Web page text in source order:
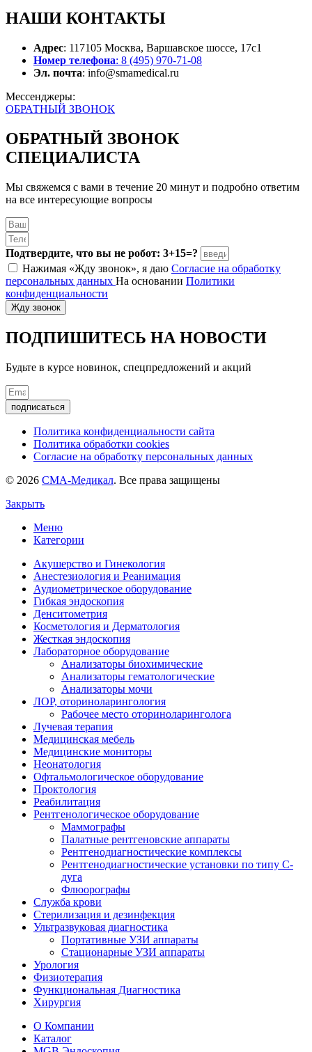
НАШИ КОНТАКТЫ
Адрес: 117105 Москва, Варшавское шоссе, 17с1
Номер телефона: 8 (495) 970-71-08
Эл. почта: info@smamedical.ru
Мессенджеры:
ОБРАТНЫЙ ЗВОНОК
ОБРАТНЫЙ ЗВОНОК
СПЕЦИАЛИСТА
Мы свяжемся с вами в течение 20 минут и подробно ответим
на все интересующие вопросы
Подтвердите, что вы не робот: 3+15=?
Нажимая «Жду звонок», я даю Согласие на обработку
персональных данных На основании Политики
конфиденциальности
Жду звонок
ПОДПИШИТЕСЬ НА НОВОСТИ
Будьте в курсе новинок, спецпредложений и акций
подписаться
Политика конфиденциальности сайта
Политика обработки cookies
Согласие на обработку персональных данных
© 2026 СМА-Медикал. Все права защищены
Закрыть
Меню
Категории
Акушерство и Гинекология
Анестезиология и Реанимация
Аудиометрическое оборудование
Гибкая эндоскопия
Денситометрия
Косметология и Дерматология
Жесткая эндоскопия
Лабораторное оборудование
Анализаторы биохимические
Анализаторы гематологические
Анализаторы мочи
ЛОР, оториноларингология
Рабочее место оториноларинголога
Лучевая терапия
Медицинская мебель
Медицинские мониторы
Неонатология
Офтальмологическое оборудование
Проктология
Реабилитация
Рентгенологическое оборудование
Маммографы
Палатные рентгеновские аппараты
Рентгенодиагностические комплексы
Рентгенодиагностические установки по типу С-
дуга
Флюорографы
Служба крови
Стерилизация и дезинфекция
Ультразвуковая диагностика
Портативные УЗИ аппараты
Стационарные УЗИ аппараты
Урология
Физиотерапия
Функциональная Диагностика
Хирургия
О Компании
Каталог